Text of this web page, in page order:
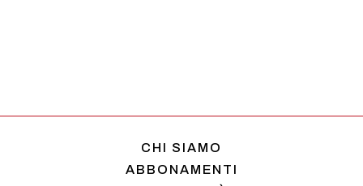
CHI SIAMO
ABBONAMENTI